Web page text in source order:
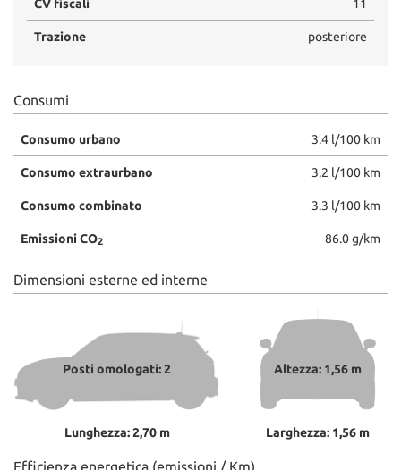
CV fiscali 11
Trazione posteriore
Consumi
Consumo urbano 3.4 l/100 km
Consumo extraurbano 3.2 l/100 km
Consumo combinato 3.3 l/100 km
Emissioni CO2 86.0 g/km
Dimensioni esterne ed interne
Posti omologati: 2
Lunghezza: 2,70 m
Altezza: 1,56 m
Larghezza: 1,56 m
Efficienza energetica (emissioni / Km)
Salva
le